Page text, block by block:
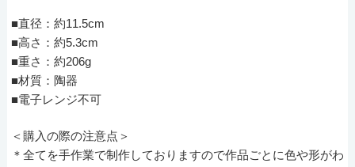
■直径：約11.5cm
■高さ：約5.3cm
■重さ：約206g
■材質：陶器
■電子レンジ不可
＜購入の際の注意点＞
＊全てを手作業で制作しておりますので作品ごとに色や形がわ